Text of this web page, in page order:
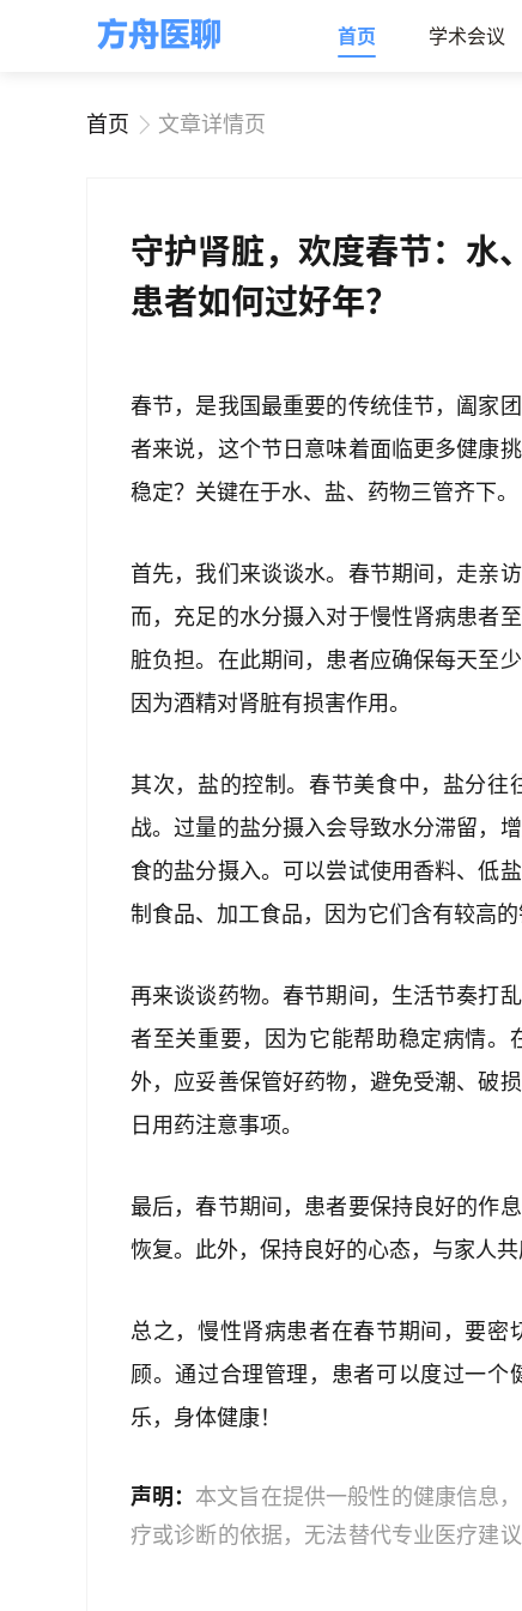
首页 学术会议
首页 文章详情页
守护肾脏，欢度春节：水
患者如何过好年？
春节，是我国最重要的传统佳节，阖家
者来说，这个节日意味着面临更多健康
稳定？关键在于水、盐、药物三管齐下。
首先，我们来谈谈水。春节期间，走亲
而，充足的水分摄入对于慢性肾病患者
脏负担。在此期间，患者应确保每天至
因为酒精对肾脏有损害作用。
其次，盐的控制。春节美食中，盐分
战。过量的盐分摄入会导致水分滞留，
食的盐分摄入。可以尝试使用香料、低
制食品、加工食品，因为它们含有较高的
再来谈谈药物。春节期间，生活节奏打
者至关重要，因为它能帮助稳定病情
外，应妥善保管好药物，避免受潮、破
日用药注意事项。
最后，春节期间，患者要保持良好的作
恢复。此外，保持良好的心态，与家人
总之，慢性肾病患者在春节期间，要
顾。通过合理管理，患者可以度过一
乐，身体健康！
声明： 本文旨在提供一般性的健康信息
疗或诊断的依据，无法替代专业医疗建